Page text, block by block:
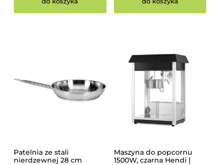
Patelnia ze stali
nierdzewnej 28 cm
Maszyna do popcornu
1500W, czarna Hendi |